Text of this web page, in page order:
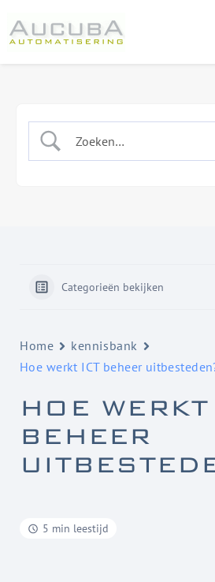
Categorieën bekijken
Home
kennisbank
Hoe werkt ICT beheer
HOE
BEHEER
5 min leestijd